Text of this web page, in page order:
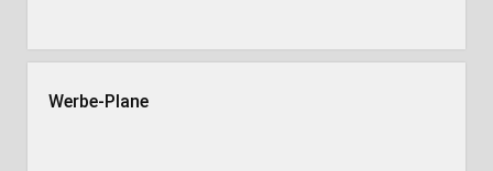
Werbe-Plane